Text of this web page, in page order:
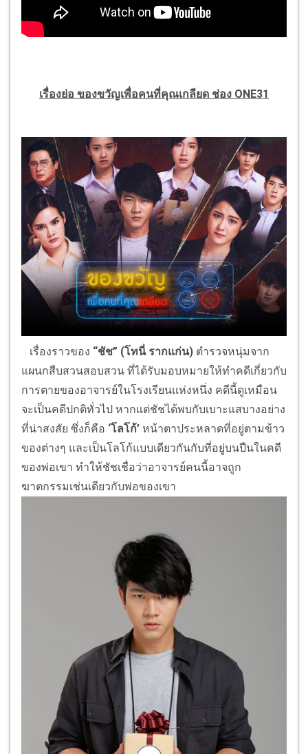
เรื่องย่อ ของขวัญเพื่อคนที่คุณเกลียด ช่อง ONE31
เรื่องราวของ “ชัช” (โทนี่ รากแก่น) ตํารวจหนุ่มจาก
แผนกสืบสวนสอบสวน ที่ได้รับมอบหมายให้ทําคดีเกี่ยวกับ
การตายของอาจารย์ในโรงเรียนแห่งหนึ่ง คดีนี้ดูเหมือน
จะเป็นคดีปกติทั่วไป หากแต่ชัชได้พบกับเบาะแสบางอย่าง
ที่น่าสงสัย ซึ่งก็คือ ‘โลโก้’ หน้าตาประหลาดที่อยู่ตามข้าว
ของต่างๆ และเป็นโลโก้แบบเดียวกันกับที่อยู่บนปืนในคดี
ของพ่อเขา ทําให้ชัชเชื่อว่าอาจารย์คนนี้อาจถูก
ฆาตกรรมเช่นเดียวกับพ่อของเขา